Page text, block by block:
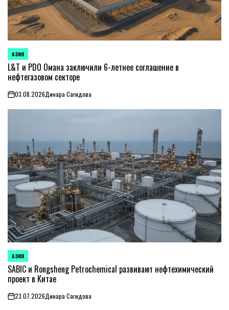
ОПУБЛИКОВАНО
В
АЗИЯ
L&T и PDO Омана заключили 6-летнее соглашение в
нефтегазовом секторе
on03.08.2026Динара Сагидова
ОПУБЛИКОВАНО
В
АЗИЯ
SABIC и Rongsheng Petrochemical развивают нефтехимический
проект в Китае
on23.07.2026Динара Сагидова